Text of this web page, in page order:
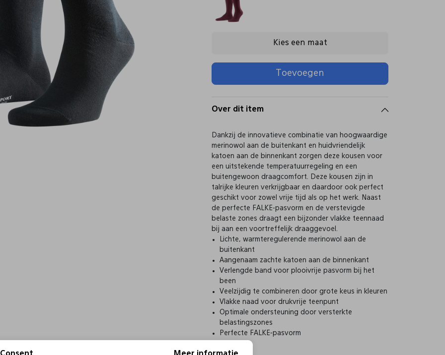
Kies een maat
Toevoegen
Over dit item
Dankzij de innovatieve combinatie van hoogwaardige
merinowol aan de buitenkant en huidvriendelijk
katoen aan de binnenkant zorgen deze kousen voor
een uitstekende temperatuurregeling en een
buitengewoon draagcomfort. Deze kousen zijn in
talrijke kleuren verkrijgbaar en daardoor ook perfect
geschikt voor zowel vrije tijd als op het werk. Naast
de perfecte FALKE-pasvorm en de verstevigde
belaste zones draagt een bijzonder vlakke teennaad
bij aan een voortreffelijk draaggevoel.
Lichte, warmteregulerende merinowol aan de
buitenkant
Aangenaam zachte katoen aan de binnenkant
Verlengde band voor plooivrije pasvorm bij het
been
Veelzijdig te combineren door grote keus in kleuren
Vlakke naad voor drukvrije teenpunt
Optimale ondersteuning door versterkte
belastingszones
Perfecte FALKE-pasvorm